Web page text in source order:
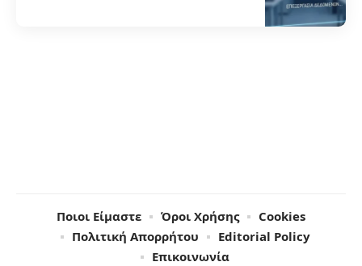
Ποιοι Είμαστε Όροι Χρήσης
Cookies
Πολιτική Απορρήτου
Editorial Policy
Επικοινωνία